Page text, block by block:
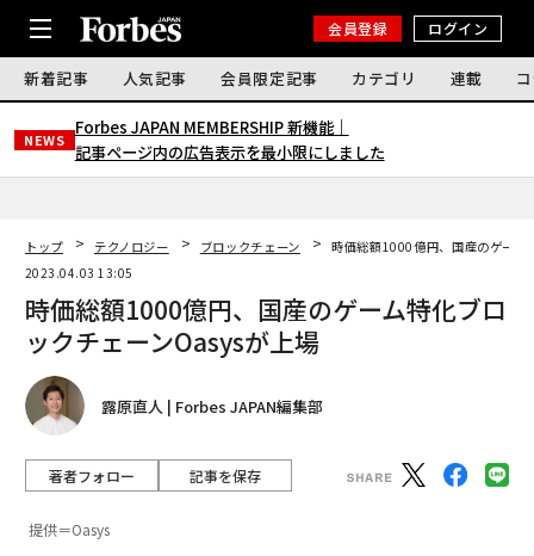
会員登録 ログイン
新着記事 人気記事 会員限定記事 カテゴリ 連載
NEWS
Forbes JAPAN MEMBERSHIP 新機能｜
記事ページ内の広告表示を最小限にしました
トップ テクノロジー ブロックチェーン
時価総額1000億円、国産のゲー
2023.04.03 13:05
時価総額1000億円、国産のゲーム特化ブロ
ックチェーンOasysが上場
露原直人 | Forbes JAPAN編集部
著者フォロー 記事を保存
提供＝Oasys